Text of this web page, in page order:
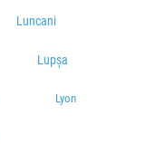
Luncani
Lupșa
Lyon